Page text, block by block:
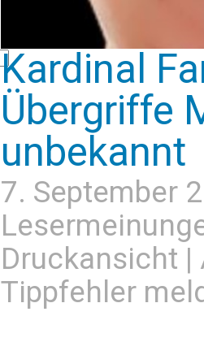
Kardinal
Übergriffe
unbekannt
7. September
Druckansicht |
Tippfehler